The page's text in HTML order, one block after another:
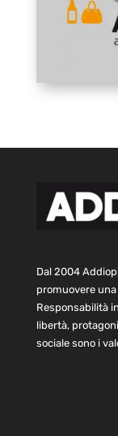
Dal 2004
promuovere
Responsabilità
libertà,
sociale sono i